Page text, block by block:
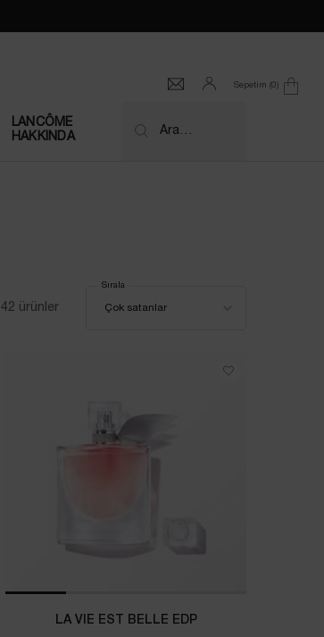
Sepetim 0
0 product in cart
LANCÔME
HAKKINDA
Ara…
42 ürünler
Çok satanlar
Sırala
LA VIE EST BELLE EDP